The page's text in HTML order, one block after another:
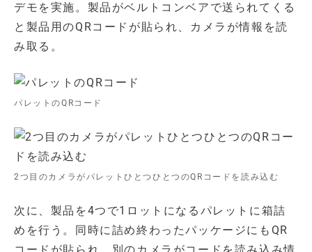
デモを実施。製品がベルトコンベアで送られてくる
と製品用のQRコードが貼られ、カメラが情報を読
み取る。
パレットのQRコード
2つ目のカメラがパレットひとつひとつのQRコードを読み込む
次に、製品を4つで1ロットになるパレットに箱詰
めを行う。同時に詰め終わったパッケージにもQR